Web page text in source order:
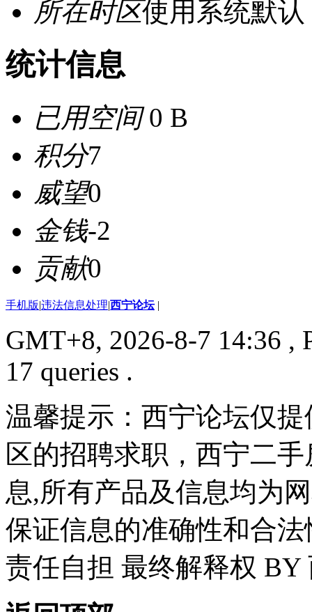
所在时区使用系统默认
统计信息
已用空间0 B
积分7
威望0
金钱-2
贡献0
手机版|违法信息处理|西宁论坛 |
GMT+8, 2026-8-7 14:36 ,
17 queries .
温馨提示：西宁论坛仅
区的招聘求职，西宁二
息,所有产品及信息均为
保证信息的准确性和合
责任自担 最终解释权 BY